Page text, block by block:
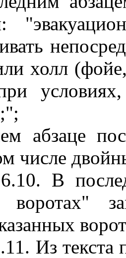
холл
абзаце
числе
В
воротах"
Из текста